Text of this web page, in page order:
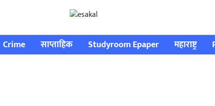
Crime साप्ताहिक Studyroom Epaper महाराष्ट्र